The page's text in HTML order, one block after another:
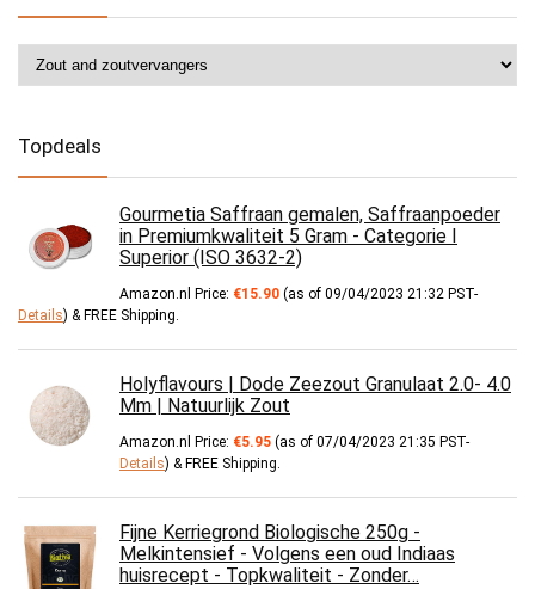
Topdeals
Gourmetia Saffraan gemalen, Saffraanpoeder
in Premiumkwaliteit 5 Gram - Categorie I
Superior (ISO 3632-2)
Amazon.nl Price: €15.90 (as of 09/04/2023 21:32 PST-
Details) & FREE Shipping.
Holyflavours | Dode Zeezout Granulaat 2.0- 4.0
Mm | Natuurlijk Zout
Amazon.nl Price: €5.95 (as of 07/04/2023 21:35 PST-
Details) & FREE Shipping.
Fijne Kerriegrond Biologische 250g -
Melkintensief - Volgens een oud Indiaas
huisrecept - Topkwaliteit - Zonder…